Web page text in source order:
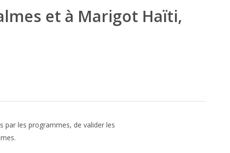
et à Marigot Haïti,
les programmes, de valider les